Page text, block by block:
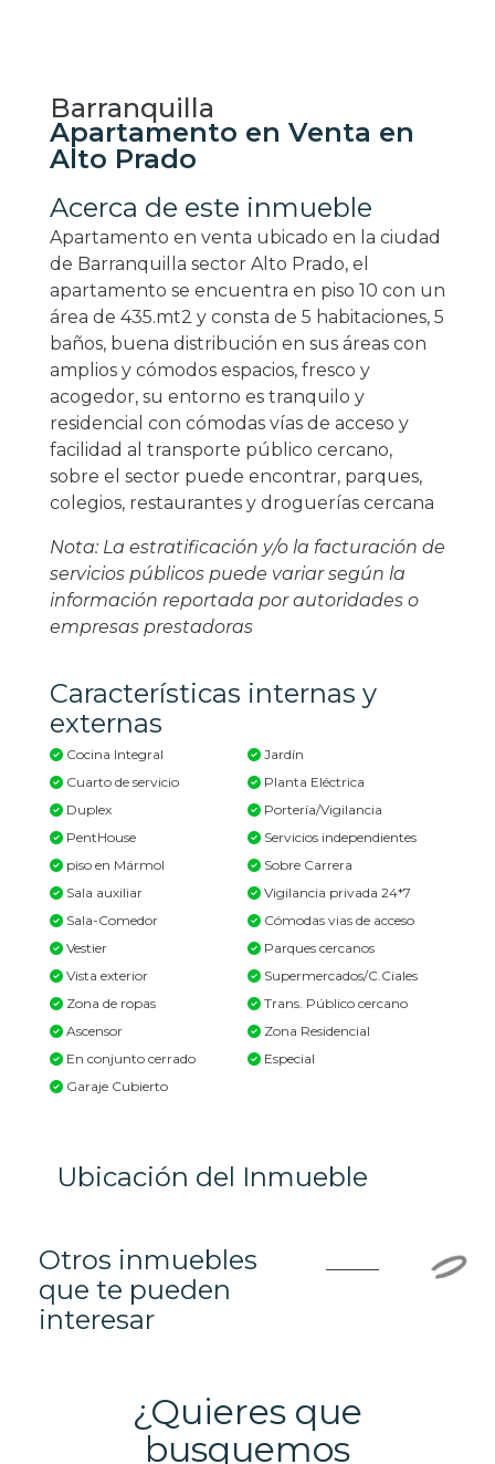
Barranquilla
Apartamento en Venta en
Alto Prado
Acerca de este inmueble
Apartamento en venta ubicado en la ciudad
de Barranquilla sector Alto Prado, el
apartamento se encuentra en piso 10 con un
área de 435.mt2 y consta de 5 habitaciones, 5
baños, buena distribución en sus áreas con
amplios y cómodos espacios, fresco y
acogedor, su entorno es tranquilo y
residencial con cómodas vías de acceso y
facilidad al transporte público cercano,
sobre el sector puede encontrar, parques,
colegios, restaurantes y droguerías cercana
Nota: La estratificación y/o la facturación de
servicios públicos puede variar según la
información reportada por autoridades o
empresas prestadoras
Características internas y
externas
Cocina Integral
Cuarto de servicio
Duplex
PentHouse
piso en Mármol
Sala auxiliar
Sala-Comedor
Vestier
Vista exterior
Zona de ropas
Ascensor
En conjunto cerrado
Garaje Cubierto
Jardín
Planta Eléctrica
Portería/Vigilancia
Servicios independientes
Sobre Carrera
Vigilancia privada 24*7
Cómodas vias de acceso
Parques cercanos
Supermercados/C.Ciales
Trans. Público cercano
Zona Residencial
Especial
Ubicación del Inmueble
Otros inmuebles
que te pueden
interesar
¿Quieres que
busquemos